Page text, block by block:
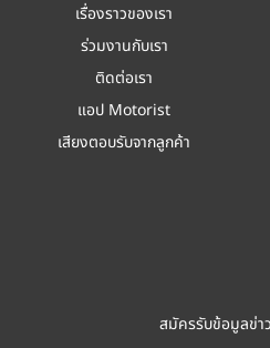
เรื่องราวของเรา
ร่วมงานกับเรา
ติดต่อเรา
แอป Motorist
เสียงตอบรับจากลูกค้า
สมัครรับข้อมูลข่าว